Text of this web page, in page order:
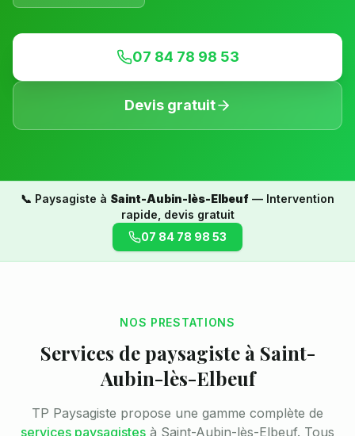
07 84 78 98 53
Devis gratuit
📞 Paysagiste à Saint-Aubin-lès-Elbeuf — Intervention
rapide, devis gratuit
07 84 78 98 53
NOS PRESTATIONS
Services de paysagiste à Saint-
Aubin-lès-Elbeuf
TP Paysagiste propose une gamme complète de
services paysagistes à Saint-Aubin-lès-Elbeuf. Tous